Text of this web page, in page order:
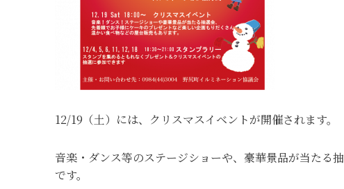
12/19（土）には、クリスマスイベントが開催されます。
音楽・ダンス等のステージショーや、豪華景品が当たる
です。